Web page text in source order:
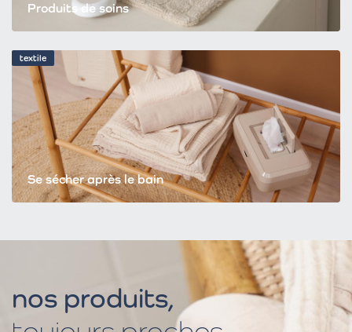
Produits de soins
textile
Se sécher après le bain
nos produits,